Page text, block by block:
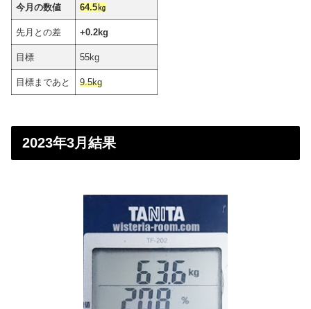
今月の数値 64.5㎏
先月との差 +0.2kg
目標 55kg
目標まであと 9.5kg
2023年3月結果